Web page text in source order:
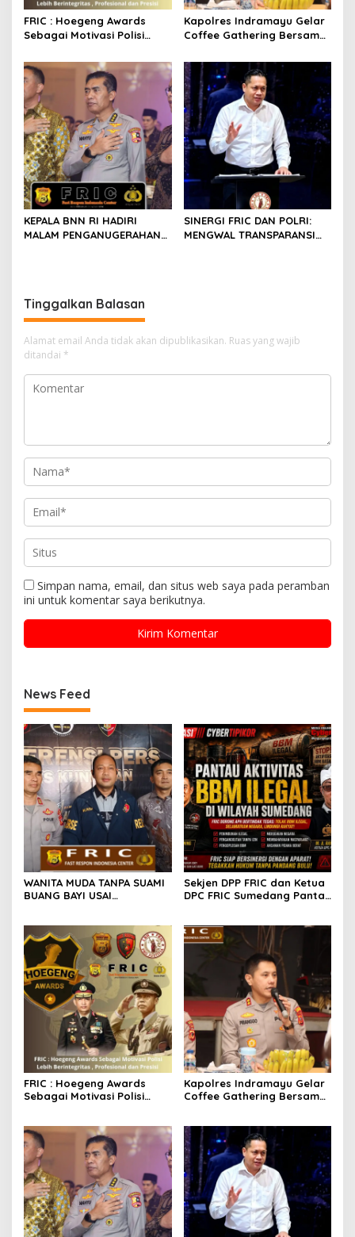
FRIC : Hoegeng Awards
Sebagai Motivasi Polisi
Profesional dan Presisi
Kapolres Indramayu Gelar
Coffee Gathering Bersama
KEPALA BNN RI HADIRI
MALAM PENGANUGERAHAN
SINERGI FRIC DAN POLRI:
MENGWAL TRANSPARANSI
Tinggalkan Balasan
Alamat email Anda tidak akan dipublikasikan. Ruas yang wajib
ditandai *
Simpan nama, email, dan situs web saya pada peramban
ini untuk komentar saya berikutnya.
News Feed
WANITA MUDA TANPA SUAMI
BUANG BAYI USAI
Sekjen DPP FRIC dan Ketua
DPC FRIC Sumedang Pantau
Sumedang, Minta APH
Bertindak Tegas
FRIC : Hoegeng Awards
Sebagai Motivasi Polisi
Kapolres Indramayu Gelar
Coffee Gathering Bersama